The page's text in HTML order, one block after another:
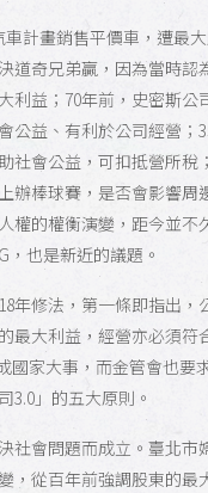
車計畫銷售平價車，遭最
道奇兄弟贏，因為當時認
利益；70年前，史密斯公
公益、有利於公司經營；
社會公益，可扣抵營所稅
辦棒球賽，是否會影響周
權的權衡演變，距今並不
，也是新近的議題。
年修法，第一條即指出，
最大利益，經營亦必須符
國家大事，而金管會也要
3.0」的五大原則。
社會問題而成立。臺北市
，從百年前強調股東的最